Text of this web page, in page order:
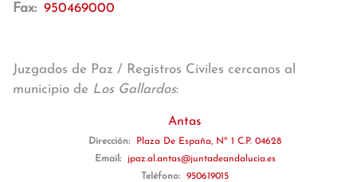
Fax: 950469000
Juzgados de Paz / Registros Civiles cercanos al
municipio de Los Gallardos:
Antas
Dirección:
Plaza De España, Nº 1 C.P. 04628
Email:
jpaz.al.antas@juntadeandalucia.es
Teléfono:
950619015